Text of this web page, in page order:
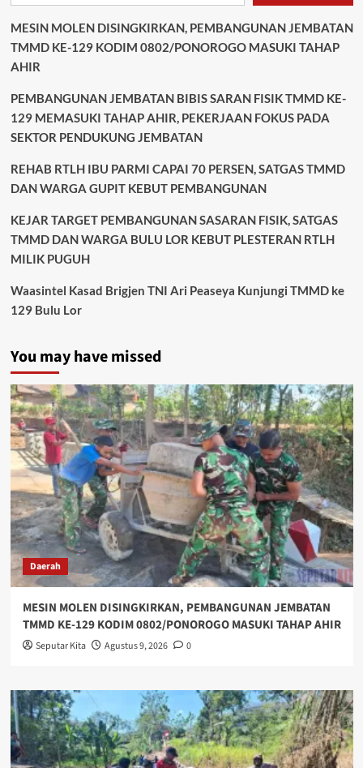
MESIN MOLEN DISINGKIRKAN, PEMBANGUNAN JEMBATAN
TMMD KE-129 KODIM 0802/PONOROGO MASUKI TAHAP
AHIR
PEMBANGUNAN JEMBATAN BIBIS SARAN FISIK TMMD KE-
129 MEMASUKI TAHAP AHIR, PEKERJAAN FOKUS PADA
SEKTOR PENDUKUNG JEMBATAN
REHAB RTLH IBU PARMI CAPAI 70 PERSEN, SATGAS TMMD
DAN WARGA GUPIT KEBUT PEMBANGUNAN
KEJAR TARGET PEMBANGUNAN SASARAN FISIK, SATGAS
TMMD DAN WARGA BULU LOR KEBUT PLESTERAN RTLH
MILIK PUGUH
Waasintel Kasad Brigjen TNI Ari Peaseya Kunjungi TMMD ke
129 Bulu Lor
You may have missed
Daerah
MESIN MOLEN DISINGKIRKAN, PEMBANGUNAN JEMBATAN
TMMD KE-129 KODIM 0802/PONOROGO MASUKI TAHAP AHIR
Seputar Kita Agustus 9, 2026 0